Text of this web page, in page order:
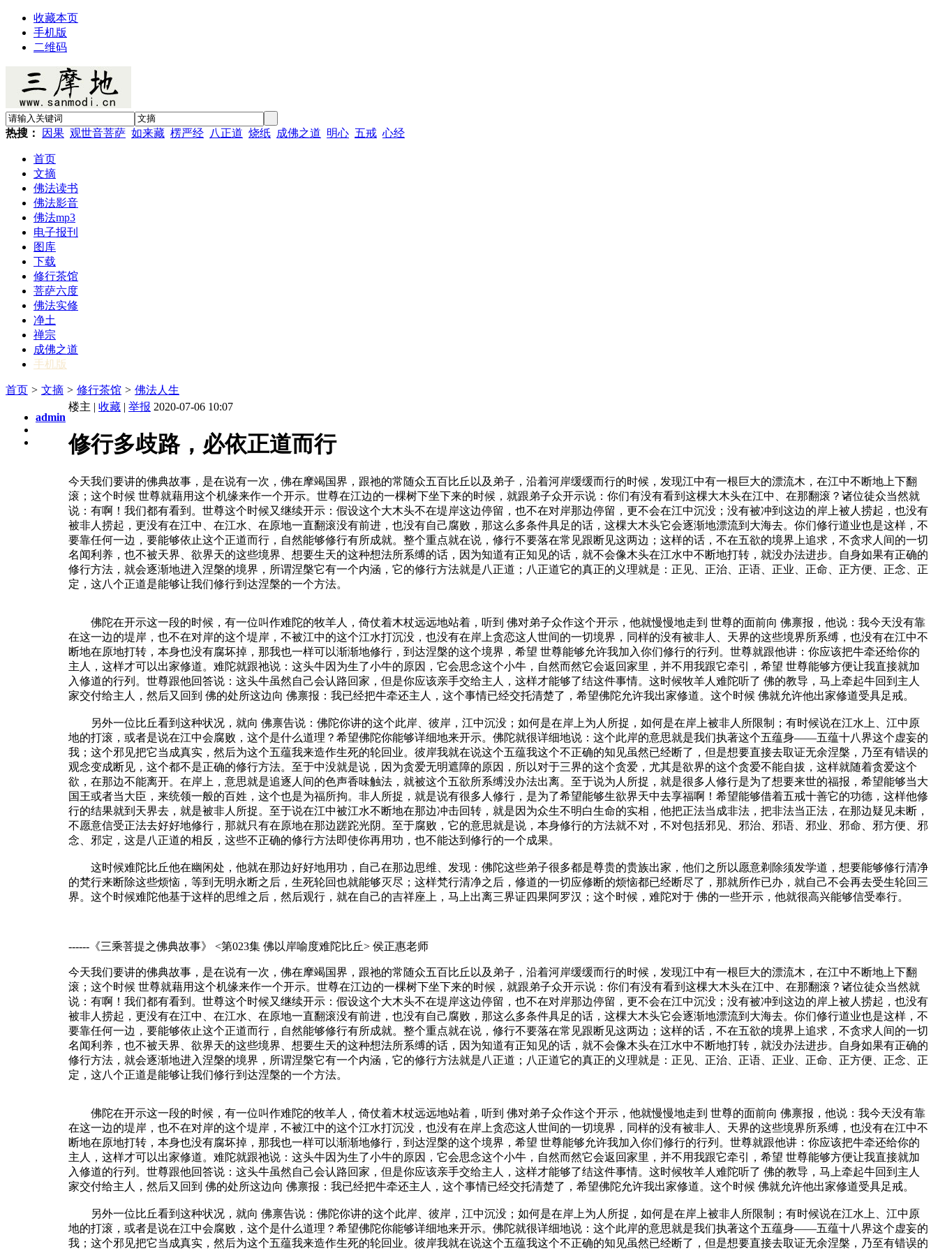
收藏本页
手机版
二维码
热搜： 因果 观世音菩萨 如来藏 楞严经 八正道 烧纸 成佛之道 明心 五戒 心经
首页
文摘
佛法读书
佛法影音
佛法mp3
电子报刊
图库
下载
修行茶馆
菩萨六度
佛法实修
净土
禅宗
成佛之道
手机版
首页 > 文摘 > 修行茶馆 > 佛法人生
admin
楼主 | 收藏 | 举报 2020-07-06 10:07
修行多歧路，必依正道而行
今天我们要讲的佛典故事，是在说有一次，佛在摩竭国界，跟祂的常随众五百比丘以及弟子，沿着河岸缓缓而行的时候，发现江中有一根巨大的漂流木，在江中不断地上下翻
滚；这个时候 世尊就藉用这个机缘来作一个开示。世尊在江边的一棵树下坐下来的时候，就跟弟子众开示说：你们有没有看到这棵大木头在江中、在那翻滚？诸位徒众当然就
说：有啊！我们都有看到。世尊这个时候又继续开示：假设这个大木头不在堤岸这边停留，也不在对岸那边停留，更不会在江中沉没；没有被冲到这边的岸上被人捞起，也没有
被非人捞起，更没有在江中、在江水、在原地一直翻滚没有前进，也没有自己腐败，那这么多条件具足的话，这棵大木头它会逐渐地漂流到大海去。你们修行道业也是这样，不
要靠任何一边，要能够依止这个正道而行，自然能够修行有所成就。整个重点就在说，修行不要落在常见跟断见这两边；这样的话，不在五欲的境界上追求，不贪求人间的一切
名闻利养，也不被天界、欲界天的这些境界、想要生天的这种想法所系缚的话，因为知道有正知见的话，就不会像木头在江水中不断地打转，就没办法进步。自身如果有正确的
修行方法，就会逐渐地进入涅槃的境界，所谓涅槃它有一个内涵，它的修行方法就是八正道；八正道它的真正的义理就是：正见、正治、正语、正业、正命、正方便、正念、正
定，这八个正道是能够让我们修行到达涅槃的一个方法。
佛陀在开示这一段的时候，有一位叫作难陀的牧羊人，倚仗着木杖远远地站着，听到 佛对弟子众作这个开示，他就慢慢地走到 世尊的面前向 佛禀报，他说：我今天没有靠
在这一边的堤岸，也不在对岸的这个堤岸，不被江中的这个江水打沉没，也没有在岸上贪恋这人世间的一切境界，同样的没有被非人、天界的这些境界所系缚，也没有在江中不
断地在原地打转，本身也没有腐坏掉，那我也一样可以渐渐地修行，到达涅槃的这个境界，希望 世尊能够允许我加入你们修行的行列。世尊就跟他讲：你应该把牛牵还给你的
主人，这样才可以出家修道。难陀就跟祂说：这头牛因为生了小牛的原因，它会思念这个小牛，自然而然它会返回家里，并不用我跟它牵引，希望 世尊能够方便让我直接就加
入修道的行列。世尊跟他回答说：这头牛虽然自己会认路回家，但是你应该亲手交给主人，这样才能够了结这件事情。这时候牧羊人难陀听了 佛的教导，马上牵起牛回到主人
家交付给主人，然后又回到 佛的处所这边向 佛禀报：我已经把牛牵还主人，这个事情已经交托清楚了，希望佛陀允许我出家修道。这个时候 佛就允许他出家修道受具足戒。
另外一位比丘看到这种状况，就向 佛禀告说：佛陀你讲的这个此岸、彼岸，江中沉没；如何是在岸上为人所捉，如何是在岸上被非人所限制；有时候说在江水上、江中原
地的打滚，或者是说在江中会腐败，这个是什么道理？希望佛陀你能够详细地来开示。佛陀就很详细地说：这个此岸的意思就是我们执著这个五蕴身——五蕴十八界这个虚妄的
我；这个邪见把它当成真实，然后为这个五蕴我来造作生死的轮回业。彼岸我就在说这个五蕴我这个不正确的知见虽然已经断了，但是想要直接去取证无余涅槃，乃至有错误的
观念变成断见，这个都不是正确的修行方法。至于中没就是说，因为贪爱无明遮障的原因，所以对于三界的这个贪爱，尤其是欲界的这个贪爱不能自拔，这样就随着贪爱这个
欲，在那边不能离开。在岸上，意思就是追逐人间的色声香味触法，就被这个五欲所系缚没办法出离。至于说为人所捉，就是很多人修行是为了想要来世的福报，希望能够当大
国王或者当大臣，来统领一般的百姓，这个也是为福所拘。非人所捉，就是说有很多人修行，是为了希望能够生欲界天中去享福啊！希望能够借着五戒十善它的功德，这样他修
行的结果就到天界去，就是被非人所捉。至于说在江中被江水不断地在那边冲击回转，就是因为众生不明白生命的实相，他把正法当成非法，把非法当正法，在那边疑见未断，
不愿意信受正法去好好地修行，那就只有在原地在那边蹉跎光阴。至于腐败，它的意思就是说，本身修行的方法就不对，不对包括邪见、邪治、邪语、邪业、邪命、邪方便、邪
念、邪定，这是八正道的相反，这些不正确的修行方法即使你再用功，也不能达到修行的一个成果。
这时候难陀比丘他在幽闲处，他就在那边好好地用功，自己在那边思维、发现：佛陀这些弟子很多都是尊贵的贵族出家，他们之所以愿意剃除须发学道，想要能够修行清净
的梵行来断除这些烦恼，等到无明永断之后，生死轮回也就能够灭尽；这样梵行清净之后，修道的一切应修断的烦恼都已经断尽了，那就所作已办，就自己不会再去受生轮回三
界。这个时候难陀他基于这样的思维之后，然后观行，就在自己的吉祥座上，马上出离三界证四果阿罗汉；这个时候，难陀对于 佛的一些开示，他就很高兴能够信受奉行。
------《三乘菩提之佛典故事》 <第023集 佛以岸喻度难陀比丘> 侯正惠老师
今天我们要讲的佛典故事，是在说有一次，佛在摩竭国界，跟祂的常随众五百比丘以及弟子，沿着河岸缓缓而行的时候，发现江中有一根巨大的漂流木，在江中不断地上下翻
滚；这个时候 世尊就藉用这个机缘来作一个开示。世尊在江边的一棵树下坐下来的时候，就跟弟子众开示说：你们有没有看到这棵大木头在江中、在那翻滚？诸位徒众当然就
说：有啊！我们都有看到。世尊这个时候又继续开示：假设这个大木头不在堤岸这边停留，也不在对岸那边停留，更不会在江中沉没；没有被冲到这边的岸上被人捞起，也没有
被非人捞起，更没有在江中、在江水、在原地一直翻滚没有前进，也没有自己腐败，那这么多条件具足的话，这棵大木头它会逐渐地漂流到大海去。你们修行道业也是这样，不
要靠任何一边，要能够依止这个正道而行，自然能够修行有所成就。整个重点就在说，修行不要落在常见跟断见这两边；这样的话，不在五欲的境界上追求，不贪求人间的一切
名闻利养，也不被天界、欲界天的这些境界、想要生天的这种想法所系缚的话，因为知道有正知见的话，就不会像木头在江水中不断地打转，就没办法进步。自身如果有正确的
修行方法，就会逐渐地进入涅槃的境界，所谓涅槃它有一个内涵，它的修行方法就是八正道；八正道它的真正的义理就是：正见、正治、正语、正业、正命、正方便、正念、正
定，这八个正道是能够让我们修行到达涅槃的一个方法。
佛陀在开示这一段的时候，有一位叫作难陀的牧羊人，倚仗着木杖远远地站着，听到 佛对弟子众作这个开示，他就慢慢地走到 世尊的面前向 佛禀报，他说：我今天没有靠
在这一边的堤岸，也不在对岸的这个堤岸，不被江中的这个江水打沉没，也没有在岸上贪恋这人世间的一切境界，同样的没有被非人、天界的这些境界所系缚，也没有在江中不
断地在原地打转，本身也没有腐坏掉，那我也一样可以渐渐地修行，到达涅槃的这个境界，希望 世尊能够允许我加入你们修行的行列。世尊就跟他讲：你应该把牛牵还给你的
主人，这样才可以出家修道。难陀就跟祂说：这头牛因为生了小牛的原因，它会思念这个小牛，自然而然它会返回家里，并不用我跟它牵引，希望 世尊能够方便让我直接就加
入修道的行列。世尊跟他回答说：这头牛虽然自己会认路回家，但是你应该亲手交给主人，这样才能够了结这件事情。这时候牧羊人难陀听了 佛的教导，马上牵起牛回到主人
家交付给主人，然后又回到 佛的处所这边向 佛禀报：我已经把牛牵还主人，这个事情已经交托清楚了，希望佛陀允许我出家修道。这个时候 佛就允许他出家修道受具足戒。
另外一位比丘看到这种状况，就向 佛禀告说：佛陀你讲的这个此岸、彼岸，江中沉没；如何是在岸上为人所捉，如何是在岸上被非人所限制；有时候说在江水上、江中原
地的打滚，或者是说在江中会腐败，这个是什么道理？希望佛陀你能够详细地来开示。佛陀就很详细地说：这个此岸的意思就是我们执著这个五蕴身——五蕴十八界这个虚妄的
我；这个邪见把它当成真实，然后为这个五蕴我来造作生死的轮回业。彼岸我就在说这个五蕴我这个不正确的知见虽然已经断了，但是想要直接去取证无余涅槃，乃至有错误的